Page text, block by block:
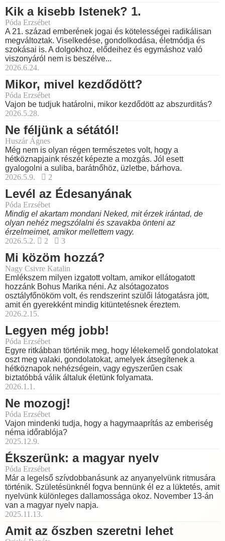
Kik a kisebb Istenek? 1.
Póda Erzsébet
A 21. század emberének jogai és kötelességei radikálisan
megváltoztak. Viselkedése, gondolkodása, életmódja és
szokásai is. A dolgokhoz, elődeihez és egymáshoz való
viszonyáról nem is beszélve...
2026.6.24.
Mikor, mivel kezdődött?
Póda Erzsébet
Vajon be tudjuk határolni, mikor kezdődött az abszurditás?
2026.5.28.
Ne féljünk a sétától!
Huszár Ágnes
Még nem is olyan régen természetes volt, hogy a
hétköznapjaink részét képezte a mozgás. Jól esett
gyalogolni a suliba, barátnőhöz, üzletbe, bárhova.
2026.5.9.
2
Levél az Édesanyának
Póda Erzsébet
Mindig el akartam mondani Neked, mit érzek irántad, de
olyan nehéz megszólalni és szavakba önteni az
érzelmeimet, amikor mellettem vagy.
2026.5.2.
2 3
Mi közöm hozzá?
Nagy Csivre Katalin
Emlékszem milyen izgatott voltam, amikor ellátogatott
hozzánk Bohus Marika néni. Az alsótagozatos
osztályfőnököm volt, és rendszerint szülői látogatásra jött,
amit én gyerekként mindig kitüntetésnek éreztem.
2026.2.15.
Legyen még jobb!
Póda Erzsébet
Egyre ritkábban történik meg, hogy lélekemelő gondolatokat
oszt meg valaki, gondolatokat, amelyek átsegítenek a
hétköznapok nehézségein, vagy egyszerűen csak
biztatóbbá válik általuk életünk folyamata.
2026.1.1.
Ne mozogj!
Póda Erzsébet
Vajon mindenki tudja, hogy a hagymaaprítás az emberiség
néma időrablója?
2025.12.9.
Ékszerünk: a magyar nyelv
Póda Erzsébet
Már a legelső szívdobbanásunk az anyanyelvünk ritmusára
történik. Születésünknél fogva bennünk él ez a lüktetés, amit
nyelvünk különleges dallamossága okoz. November 13-án
van a magyar nyelv napja.
2025.11.13.
Amit az őszben szeretni lehet